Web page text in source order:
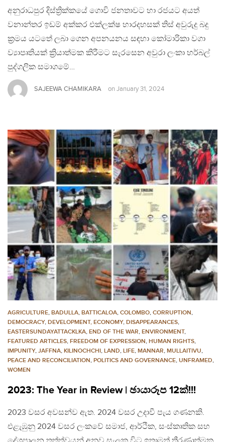
අනුරාධපුර දිස්ත්‍රික්කයේ ගොවි ජනතාවට හා රජයට අයත්
වනාන්තර ඉඩම් අක්කර එක්ලක්ෂ හාරදහසක් තිස් අවුරුදු බදු
ක්‍රමය යටතේ ලබා ගෙන අපනයනය සඳහා කෝමාරිකා වගා
ව්‍යාපෘතියක් ක්‍රියාත්මක කිරීමට සැරසෙන අවුරා ලංකා හර්බල්
පුද්ගලික සමාගමේ…
SAJEEWA CHAMIKARA on January 31, 2024
AGRICULTURE, BADULLA, BATTICALOA, COLOMBO, CORRUPTION,
DEMOCRACY, DEVELOPMENT, ECONOMY, DISAPPEARANCES,
EASTERSUNDAYATTACKLKA, END OF THE WAR, ENVIRONMENT,
FEATURED ARTICLES, FREEDOM OF EXPRESSION, HUMAN RIGHTS,
IMPUNITY, JAFFNA, KILINOCHCHI, LAND, LIFE, MANNAR, MULLAITIVU,
PEACE AND RECONCILIATION, POLITICS AND GOVERNANCE, UNFRAMED,
WOMEN
2023: The Year in Review | ඡායාරූප 12ක්!!!
2023 වසර අවසන්ව ඇත. 2024 වසර උදාවී පැය ගණනකි.
එළැඹුනු 2024 වසර ලංකවේ සමාජ, ආර්ථික, සංස්කෘතික සහ